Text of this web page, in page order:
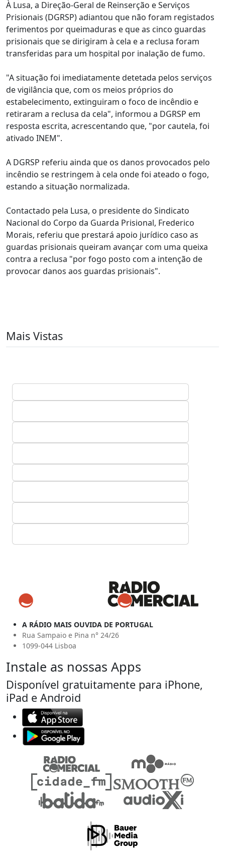
À Lusa, a Direção-Geral de Reinserção e Serviços
Prisionais (DGRSP) adiantou que não foram registados
ferimentos por queimaduras e que as cinco guardas
prisionais que se dirigiram à cela e a reclusa foram
transferidas para um hospital por inalação de fumo.
"A situação foi imediatamente detetada pelos serviços
de vigilância que, com os meios próprios do
estabelecimento, extinguiram o foco de incêndio e
retiraram a reclusa da cela", informou a DGRSP em
resposta escrita, acrescentando que, "por cautela, foi
ativado INEM".
A DGRSP referiu ainda que os danos provocados pelo
incêndio se restringem à cela onde foi ateado o fogo,
estando a situação normalizada.
Contactado pela Lusa, o presidente do Sindicato
Nacional do Corpo da Guarda Prisional, Frederico
Morais, referiu que prestará apoio jurídico caso as
guardas prisionais queiram avançar com uma queixa
contra a reclusa "por fogo posto com a intenção de
provocar danos aos guardas prisionais".
Mais Vistas
A RÁDIO MAIS OUVIDA DE PORTUGAL
Rua Sampaio e Pina n° 24/26
1099-044 Lisboa
Instale as nossas Apps
Disponível gratuitamente para iPhone,
iPad e Android